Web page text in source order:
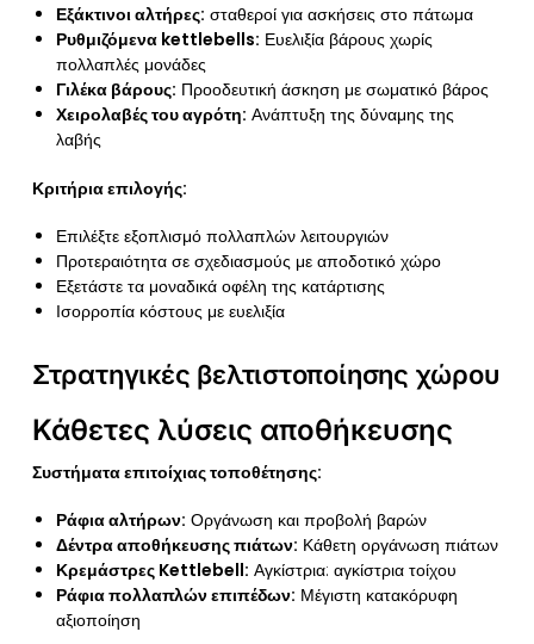
Εξάκτινοι αλτήρες: σταθεροί για ασκήσεις στο πάτωμα
Ρυθμιζόμενα kettlebells: Ευελιξία βάρους χωρίς
πολλαπλές μονάδες
Γιλέκα βάρους: Προοδευτική άσκηση με σωματικό βάρος
Χειρολαβές του αγρότη: Ανάπτυξη της δύναμης της
λαβής
Κριτήρια επιλογής:
Επιλέξτε εξοπλισμό πολλαπλών λειτουργιών
Προτεραιότητα σε σχεδιασμούς με αποδοτικό χώρο
Εξετάστε τα μοναδικά οφέλη της κατάρτισης
Ισορροπία κόστους με ευελιξία
Στρατηγικές βελτιστοποίησης χώρου
Κάθετες λύσεις αποθήκευσης
Συστήματα επιτοίχιας τοποθέτησης:
Ράφια αλτήρων: Οργάνωση και προβολή βαρών
Δέντρα αποθήκευσης πιάτων: Κάθετη οργάνωση πιάτων
Κρεμάστρες Kettlebell: Αγκίστρια: αγκίστρια τοίχου
Ράφια πολλαπλών επιπέδων: Μέγιστη κατακόρυφη
αξιοποίηση